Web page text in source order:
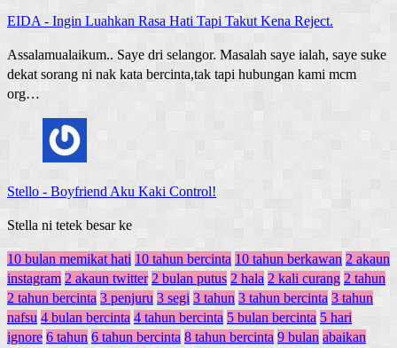
EIDA - Ingin Luahkan Rasa Hati Tapi Takut Kena Reject.
Assalamualaikum.. Saye dri selangor. Masalah saye ialah, saye suke
dekat sorang ni nak kata bercinta,tak tapi hubungan kami mcm
org…
Stello - Boyfriend Aku Kaki Control!
Stella ni tetek besar ke
10 bulan memikat hati 10 tahun bercinta 10 tahun berkawan 2 akaun
instagram 2 akaun twitter 2 bulan putus 2 hala 2 kali curang 2 tahun
2 tahun bercinta 3 penjuru 3 segi 3 tahun 3 tahun bercinta 3 tahun
nafsu 4 bulan bercinta 4 tahun bercinta 5 bulan bercinta 5 hari
ignore 6 tahun 6 tahun bercinta 8 tahun bercinta 9 bulan abaikan